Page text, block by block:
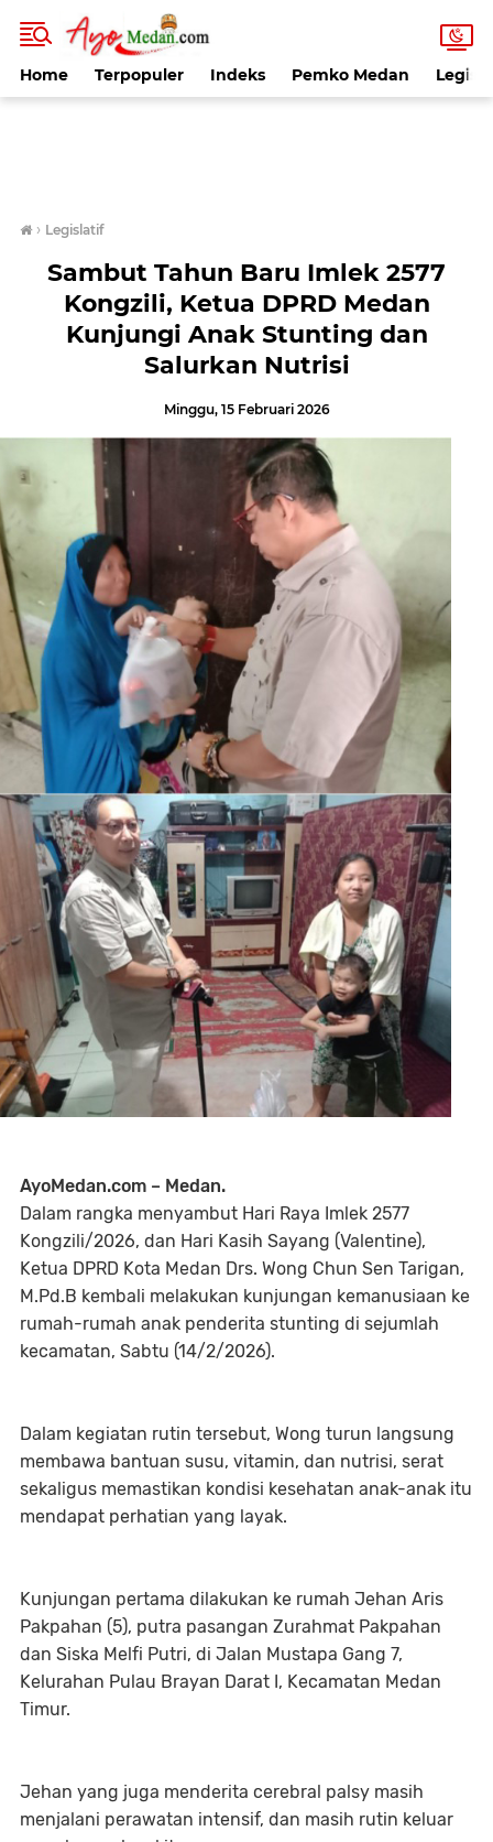
Home Terpopuler Indeks Pemko Medan
› Legislatif
Sambut Tahun Baru Imlek 2577
Kongzili, Ketua DPRD Medan
Kunjungi Anak Stunting dan
Salurkan Nutrisi
Minggu, 15 Februari 2026
AyoMedan.com – Medan.
Dalam rangka menyambut Hari Raya Imlek 2577
Kongzili/2026, dan Hari Kasih Sayang (Valentine),
Ketua DPRD Kota Medan Drs. Wong Chun Sen Tarigan,
M.Pd.B kembali melakukan kunjungan kemanusiaan ke
rumah-rumah anak penderita stunting di sejumlah
kecamatan, Sabtu (14/2/2026).
Dalam kegiatan rutin tersebut, Wong turun langsung
membawa bantuan susu, vitamin, dan nutrisi, serat
sekaligus memastikan kondisi kesehatan anak-anak itu
mendapat perhatian yang layak.
Kunjungan pertama dilakukan ke rumah Jehan Aris
Pakpahan (5), putra pasangan Zurahmat Pakpahan
dan Siska Melfi Putri, di Jalan Mustapa Gang 7,
Kelurahan Pulau Brayan Darat I, Kecamatan Medan
Timur.
Jehan yang juga menderita cerebral palsy masih
menjalani perawatan intensif, dan masih rutin keluar